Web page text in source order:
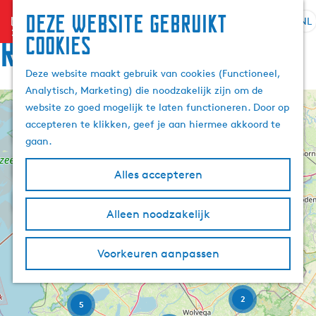
Deze website gebruikt
cookies
Deze website maakt gebruik van cookies (Functioneel,
Analytisch, Marketing) die noodzakelijk zijn om de
website zo goed mogelijk te laten functioneren. Door op
accepteren te klikken, geef je aan hiermee akkoord te
gaan.
Alles accepteren
Alleen noodzakelijk
Voorkeuren aanpassen
menu
G
a
n
a
a
r
e
o
e
e
e
S
c
t
e
e
t
a
a
l
H
u
i
d
NL
Route
M
a
o
e
V
z
e
t
,
5
2
2
+
−